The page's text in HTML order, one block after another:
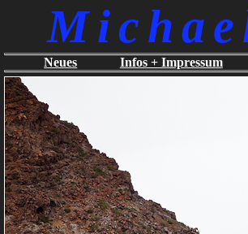
Neues Infos + Impressum